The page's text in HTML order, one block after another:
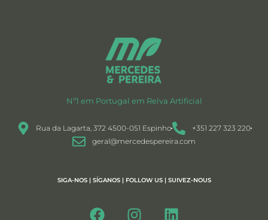
Nº1 em Portugal em Relva Artificial
Rua da Lagarta, 372 4500-051 Espinho
+351 227 323 220
geral@mercedespereira.com
SIGA-NOS | SÍGANOS | FOLLOW US | SUIVEZ-NOUS